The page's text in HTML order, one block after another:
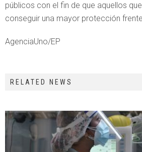
públicos con el fin de que aquellos
conseguir una mayor protección
AgenciaUno/EP
RELATED NEWS